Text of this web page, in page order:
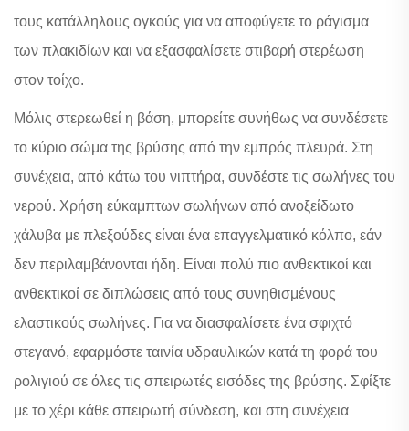
τους κατάλληλους ογκούς για να αποφύγετε το ράγισμα
των πλακιδίων και να εξασφαλίσετε στιβαρή στερέωση
στον τοίχο.
Μόλις στερεωθεί η βάση, μπορείτε συνήθως να συνδέσετε
το κύριο σώμα της βρύσης από την εμπρός πλευρά. Στη
συνέχεια, από κάτω του νιπτήρα, συνδέστε τις σωλήνες του
νερού. Χρήση εύκαμπτων σωλήνων από ανοξείδωτο
χάλυβα με πλεξούδες είναι ένα επαγγελματικό κόλπο, εάν
δεν περιλαμβάνονται ήδη. Είναι πολύ πιο ανθεκτικοί και
ανθεκτικοί σε διπλώσεις από τους συνηθισμένους
ελαστικούς σωλήνες. Για να διασφαλίσετε ένα σφιχτό
στεγανό, εφαρμόστε ταινία υδραυλικών κατά τη φορά του
ρολιγιού σε όλες τις σπειρωτές εισόδες της βρύσης. Σφίξτε
με το χέρι κάθε σπειρωτή σύνδεση, και στη συνέχεια